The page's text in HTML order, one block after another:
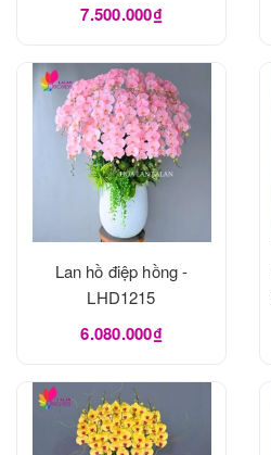
7.500.000₫
Lan hồ điệp hồng -
LHD1215
6.080.000₫